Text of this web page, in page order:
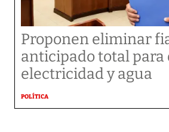
Proponen eliminar
anticipado total para
electricidad y agua
POLÍTICA